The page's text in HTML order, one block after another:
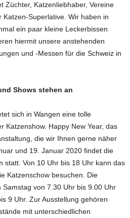
Züchter, Katzenliebhaber, Vereine
Superlative. Wir haben in
ein paar kleine Leckerbissen
hiermit unsere anstehenden
und -Messen für die Schweiz in
Shows stehen an
sich in Wangen eine tolle
Katzenshow. Happy New Year, das
die wir Ihnen gerne näher
und 19. Januar 2020 findet die
statt. Von 10 Uhr bis 18 Uhr kann das
Katzenschow besuchen. Die
von 7.30 Uhr bis 9.00 Uhr
9 Uhr. Zur Ausstellung gehören
mit unterschiedlichen